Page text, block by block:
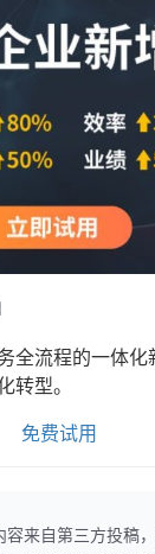
全流程的一体化
转型。
免费试用
容来自第三方投稿